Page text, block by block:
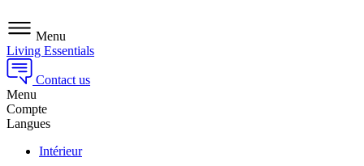
Menu
Living Essentials
Contact us
Menu
Compte
Langues
Intérieur